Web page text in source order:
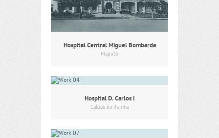
Hospital Central Miguel Bombarda
Maputo
Hospital D. Carlos I
Caldas da Rainha